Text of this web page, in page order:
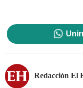
Redacción El